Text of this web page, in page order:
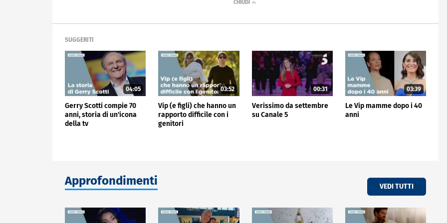
SUGGERITI
04:05
Gerry Scotti compie 70
anni, storia di un'icona
della tv
03:52
Vip (e figli) che hanno un
rapporto difficile con i
genitori
00:31
Verissimo da settembre
su Canale 5
03:39
Le Vip mamme dopo i 40
anni
Approfondimenti VEDI TUTTI